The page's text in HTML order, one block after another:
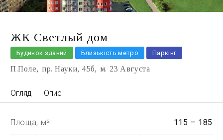
ЖК Светлый дом
Будинок зданий Близькість метро Паркінг
П.Поле пр. Науки, 45б м. 23 Августа
Огляд Опис
Площа, м² 115 – 185